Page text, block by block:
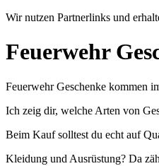
Wir nutzen Partnerlinks und
Feuerwehr
Feuerwehr Geschenke kommen
Ich zeig dir, welche Arten von
Beim Kauf solltest du echt auf
Kleidung und Ausrüstung? Da